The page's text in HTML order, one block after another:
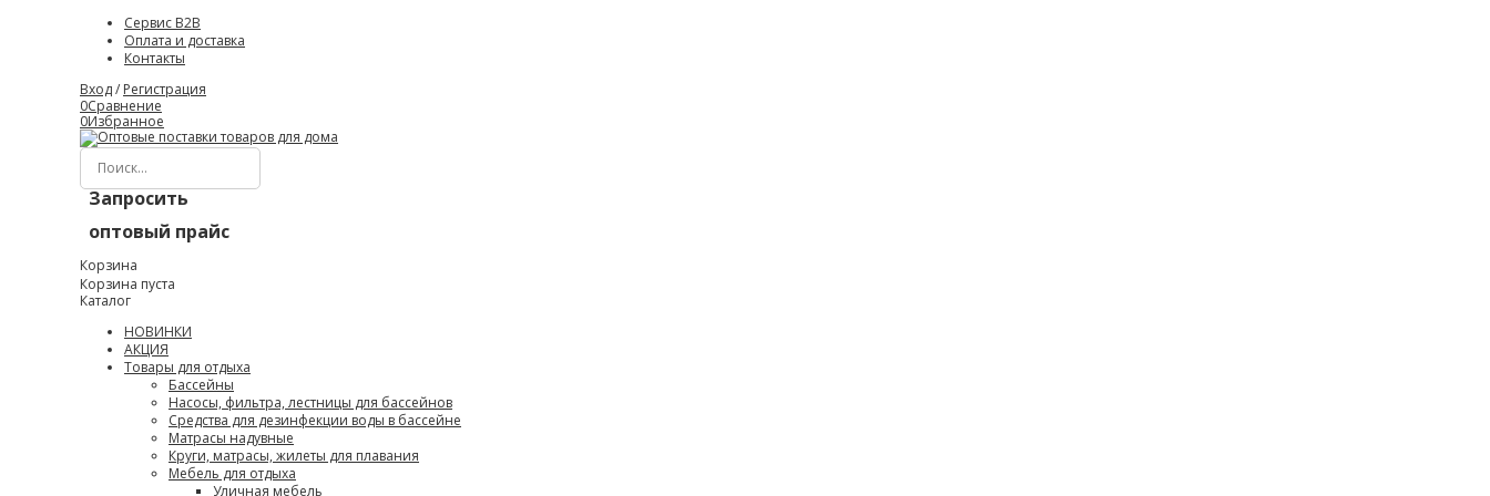
Сервис B2B
Оплата и доставка
Контакты
Вход/ Регистрация
0Сравнение
0Избранное
Запросить
оптовый прайс
Корзина
Корзина пуста
Каталог
НОВИНКИ
АКЦИЯ
Товары для отдыха
Бассейны
Насосы, фильтра, лестницы для бассейнов
Средства для дезинфекции воды в бассейне
Матрасы надувные
Круги, матрасы, жилеты для плавания
Мебель для отдыха
Уличная мебель